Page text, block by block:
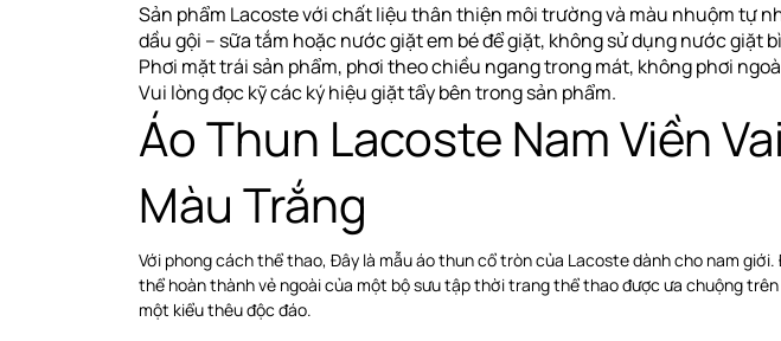
Sản phẩm Lacoste với chất liệu thân thiện môi trường và màu nhuộm tự
dầu gội – sữa tắm hoặc nước giặt em bé để giặt, không sử dụng nước giặt
Phơi mặt trái sản phẩm, phơi theo chiều ngangtrong mát, không phơi
Vui lòng đọc kỹ các ký hiệu giặt tẩy bên trong sản phẩm.
Áo Thun Lacoste Nam Viền
Màu Trắng
Với phong cách thể thao, Đây là mẫu áo thun cổ tròn của Lacoste dành cho nam
thể hoàn thành vẻ ngoài của một bộ sưu tập thời trang thể thao được ưa chuộng
một kiểu thêu độc đáo.